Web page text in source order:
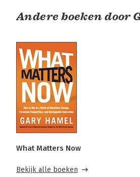
Andere boeken door
What Matters Now
Bekijk alle boeken